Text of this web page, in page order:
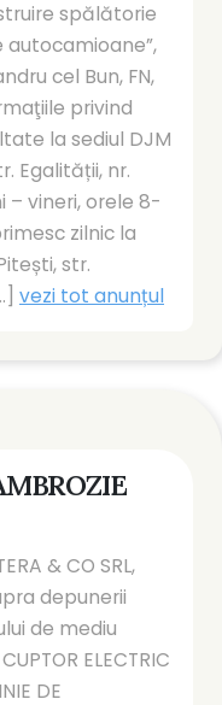
spălătorie
cel Bun, FN,
privind
la sediul DJM
Egalității, nr.
– vineri, orele 8-
zilnic la
str.
vezi tot anunțul
& CO SRL,
depunerii
de mediu
ELECTRIC
DE